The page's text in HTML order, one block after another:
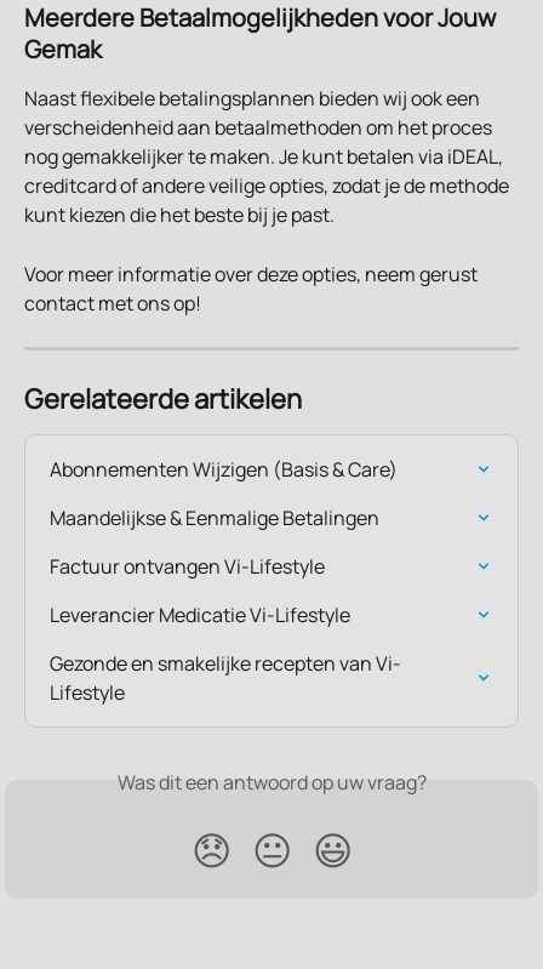
Meerdere Betaalmogelijkheden voor Jouw
Gemak
Naast flexibele betalingsplannen bieden wij ook een
verscheidenheid aan betaalmethoden om het proces
nog gemakkelijker te maken. Je kunt betalen via iDEAL,
creditcard of andere veilige opties, zodat je de methode
kunt kiezen die het beste bij je past.
Voor meer informatie over deze opties, neem gerust
contact met ons op!
Gerelateerde artikelen
Abonnementen Wijzigen (Basis & Care)
Maandelijkse & Eenmalige Betalingen
Factuur ontvangen Vi-Lifestyle
Leverancier Medicatie Vi-Lifestyle
Gezonde en smakelijke recepten van Vi-
Lifestyle
Was dit een antwoord op uw vraag?
😞 😐 😃